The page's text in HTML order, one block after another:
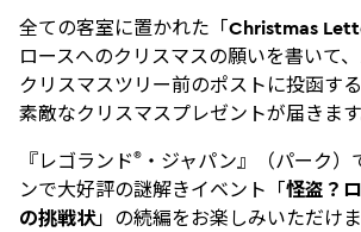
全ての客室に置かれた「Christmas
ロースへのクリスマスの願いを書いて
クリスマスツリー前のポストに投函す
素敵なクリスマスプレゼントが届きます
『レゴランド® ・ジャパン』（パーク）
ンで大好評の謎解きイベント「怪盗？
の挑戦状」の続編をお楽しみいただけ